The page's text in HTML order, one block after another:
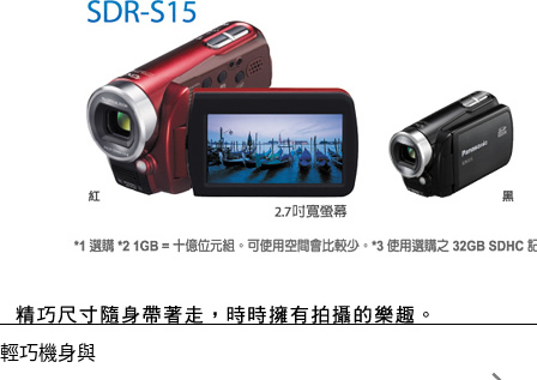
輕巧機身與